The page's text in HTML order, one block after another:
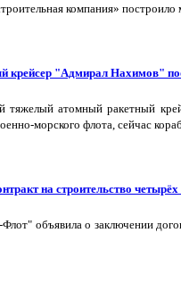
компания»
крейсер "Адмирал Нахимов"
тяжелый атомный ракетный
морского флота, сейчас
на строительство
объявила о заключении